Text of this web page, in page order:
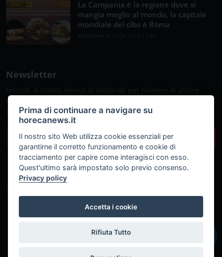
La Campania è la regione dove si
mangia meglio al mondo, la capitale
mondiale del cibo è Roma
Newsletter
notizie, gli aggiornamenti e le offerte speciali direttamente
nella tua casella di posta
Powered byMarcomedi@
Prima di continuare a navigare su
horecanews.it
Il nostro sito Web utilizza cookie essenziali per
garantirne il corretto funzionamento e cookie di
tracciamento per capire come interagisci con esso.
Quest'ultimo sarà impostato solo previo consenso.
Privacy policy
Accetta i cookie
Rifiuta Tutto